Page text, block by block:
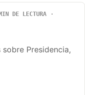
DE LECTURA
Presidencia,